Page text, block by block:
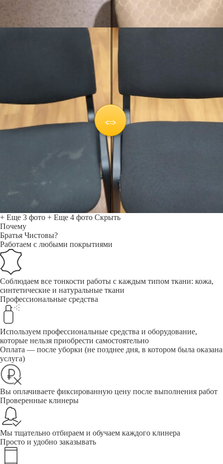
+ Еще 3 фото + Еще 4 фото Скрыть
Почему
Братья Чистовы?
Работаем с любыми покрытиями
Соблюдаем все тонкости работы с каждым типом ткани: кожа,
синтетические и натуральные ткани
Профессиональные средства
Используем профессиональные средства и оборудование,
которые нельзя приобрести самостоятельно
Оплата — после уборки (не позднее дня, в котором была оказана
услуга)
Вы оплачиваете фиксированную цену после выполнения работ
Проверенные клинеры
Мы тщательно отбираем и обучаем каждого клинера
Просто и удобно заказывать